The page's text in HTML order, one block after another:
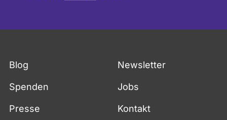
Blog Newsletter
Spenden Jobs
Presse Kontakt